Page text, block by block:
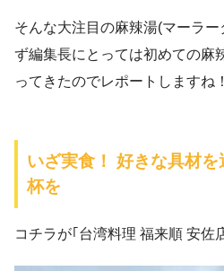
そんな大注目の麻辣湯(マーラ
ず編集長にとっては初めての麻
ってきたのでレポートしますね！
いざ実食！ 好きな具材
杯を
コチラが｢台湾料理 福来順 安佐